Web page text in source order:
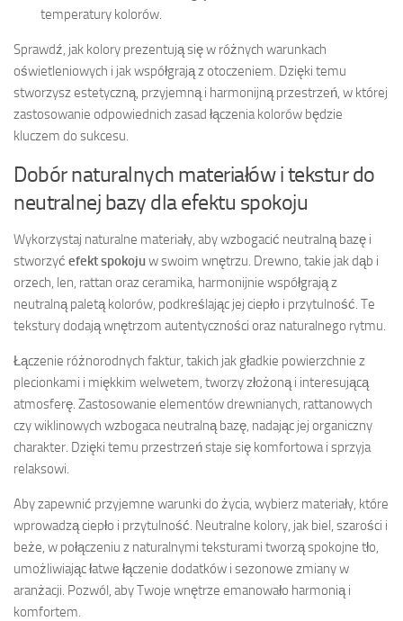
temperatury kolorów.
Sprawdź, jak kolory prezentują się w różnych warunkach
oświetleniowych i jak współgrają z otoczeniem. Dzięki temu
stworzysz estetyczną, przyjemną i harmonijną przestrzeń, w której
zastosowanie odpowiednich zasad łączenia kolorów będzie
kluczem do sukcesu.
Dobór naturalnych materiałów i tekstur do
neutralnej bazy dla efektu spokoju
Wykorzystaj naturalne materiały, aby wzbogacić neutralną bazę i
stworzyć efekt spokojuw swoim wnętrzu. Drewno, takie jak dąb i
orzech, len, rattan oraz ceramika, harmonijnie współgrają z
neutralną paletą kolorów, podkreślając jej ciepło i przytulność. Te
tekstury dodają wnętrzom autentyczności oraz naturalnego rytmu.
Łączenie różnorodnych faktur, takich jak gładkie powierzchnie z
plecionkami i miękkim welwetem, tworzy złożoną i interesującą
atmosferę. Zastosowanie elementów drewnianych, rattanowych
czy wiklinowych wzbogaca neutralną bazę, nadając jej organiczny
charakter. Dzięki temu przestrzeń staje się komfortowa i sprzyja
relaksowi.
Aby zapewnić przyjemne warunki do życia, wybierz materiały, które
wprowadzą ciepło i przytulność. Neutralne kolory, jak biel, szarości i
beże, w połączeniu z naturalnymi teksturami tworzą spokojne tło,
umożliwiając łatwe łączenie dodatków i sezonowe zmiany w
aranżacji. Pozwól, aby Twoje wnętrze emanowało harmonią i
komfortem.